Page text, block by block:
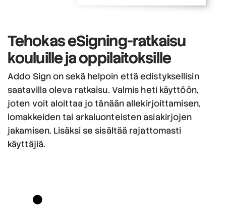
Tehokas eSigning-ratkaisu
kouluille ja oppilaitoksille
Addo Sign on sekä helpoin että edistyksellisin
saatavilla oleva ratkaisu. Valmis heti käyttöön,
joten voit aloittaa jo tänään allekirjoittamisen,
lomakkeiden tai arkaluonteisten asiakirjojen
jakamisen. Lisäksi se sisältää rajattomasti
käyttäjiä.